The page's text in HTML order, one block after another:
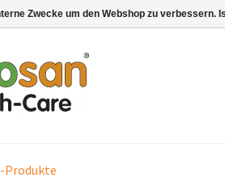
Produkte
Zwecke um den Webshop zu verbessern.